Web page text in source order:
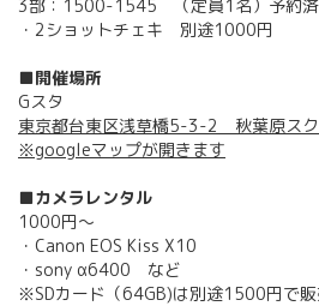
3部：1500-1545 （定員1名）予約
・2ショットチェキ 別途1000円
■開催場所
Gスタ
東京都台東区浅草橋5-3-2 秋葉原ス
※googleマップが開きます
■カメラレンタル
1000円～
・Canon EOS Kiss X10
・sony α6400 など
※SDカード（64GB)は別途1500円で販